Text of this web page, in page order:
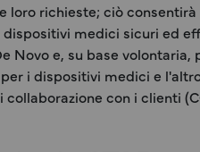
richieste; ciò
medici sicuri ed
e, su base
i dispositivi medici e
con i clienti